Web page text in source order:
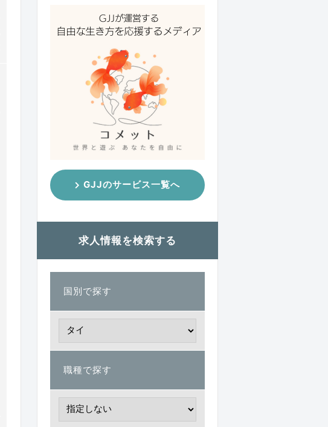
GJJのサービス一覧へ
求人情報を検索する
国別で探す
職種で探す